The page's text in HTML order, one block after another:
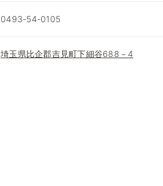
0493-54-0105
埼玉県比企郡吉見町下細谷688－4